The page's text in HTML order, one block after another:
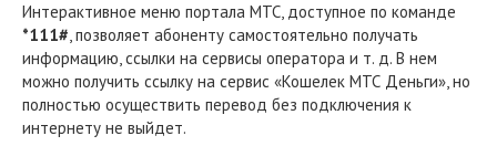
Интерактивное меню портала МТС, доступное по команде
*111#, позволяет абоненту самостоятельно получать
информацию, ссылки на сервисы оператора и т. д. В нем
можно получить ссылку на сервис «Кошелек МТС Деньги», но
полностью осуществить перевод без подключения к
интернету не выйдет.